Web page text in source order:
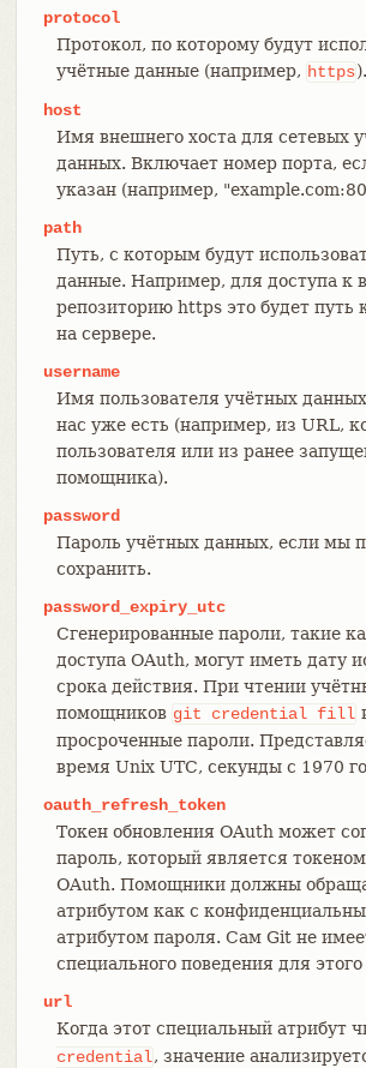
protocol
Протокол, по которому будут
учётные данные (например, https).
host
Имя внешнего хоста для сетевых
данных. Включает номер порта,
указан (например,
path
Путь, с которым будут
данные. Например, для доступа к
репозиторию https это будет путь
на сервере.
username
Имя пользователя учётных
нас уже есть (например, из URL,
пользователя или из ранее
помощника).
password
Пароль учётных данных, если мы
сохранить.
password_expiry_utc
Сгенерированные пароли, такие
доступа OAuth, могут иметь дату
срока действия. При чтении
помощников git credential fill
просроченные пароли.
время Unix UTC, секунды с 1970
oauth_refresh_token
Токен обновления OAuth может
пароль, который является
OAuth. Помощники должны
атрибутом как с
атрибутом пароля. Сам Git не
специального поведения для этого
url
Когда этот специальный атрибут
credential, значение